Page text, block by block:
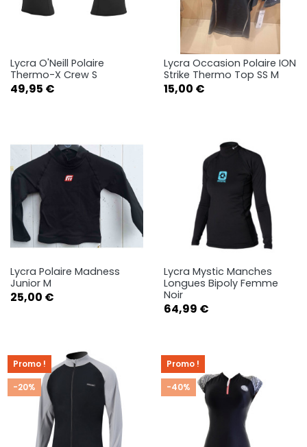
Lycra O'Neill Polaire
Thermo-X Crew S
Prix
49,95 €
Lycra Occasion Polaire ION
Strike Thermo Top SS M
Prix
15,00 €
Lycra Polaire Madness
Junior M
Prix
25,00 €
Lycra Mystic Manches
Longues Bipoly Femme
Noir
Prix
64,99 €
Promo !
-20%
Promo !
-40%